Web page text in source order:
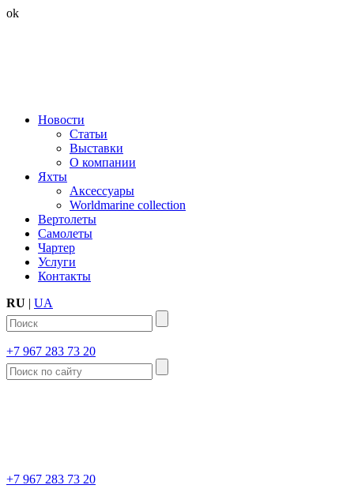
ok
Новости
Статьи
Выставки
О компании
Яхты
Аксессуары
Worldmarine collection
Вертолеты
Самолеты
Чартер
Услуги
Контакты
RU | UA
+7 967 283 73 20
+7 967 283 73 20